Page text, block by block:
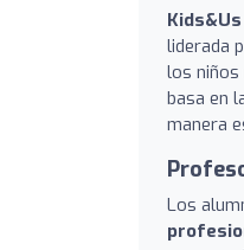
Kids&Us
liderada
los niños
basa en
manera
Los